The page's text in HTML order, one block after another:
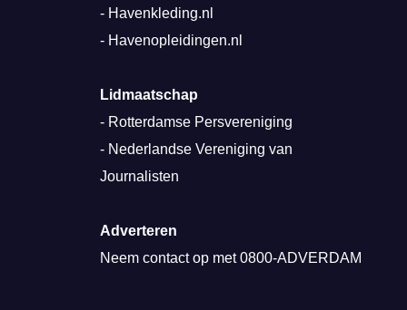
- Havenkleding.nl
- Havenopleidingen.nl
Lidmaatschap
- Rotterdamse Persvereniging
- Nederlandse Vereniging van
Journalisten
Adverteren
Neem contact op met0800-ADVERDAM